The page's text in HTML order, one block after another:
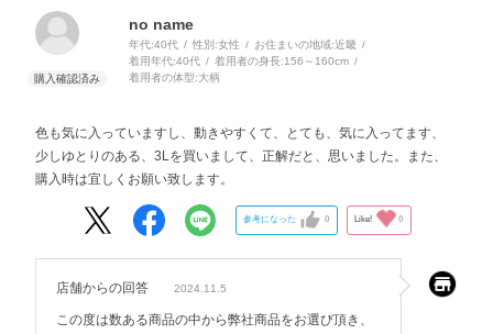
no name
年代:40代 性別:女性 お住まいの地域:近畿
着用年代:40代 着用者の身長:156～160cm
着用者の体型:大柄
色も気に入っていますし、動きやすくて、とても、気に入ってます、
少しゆとりのある、3Lを買いまして、正解だと、思いました。また、
購入時は宜しくお願い致します。
参考になった 0 Like! 0
店舗からの回答 2024.11.5
この度は数ある商品の中から弊社商品をお選び頂き、